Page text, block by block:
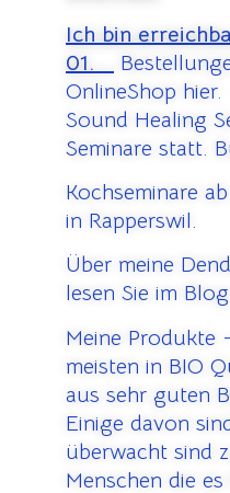
Ich bin
01.
OnlineShop
Sound Healing
Seminare statt.
Kochseminare
in Rapperswil.
Über meine
lesen Sie im
Meine Produkte
meisten in BIO
aus sehr guten
Einige davon
überwacht sind
Menschen die